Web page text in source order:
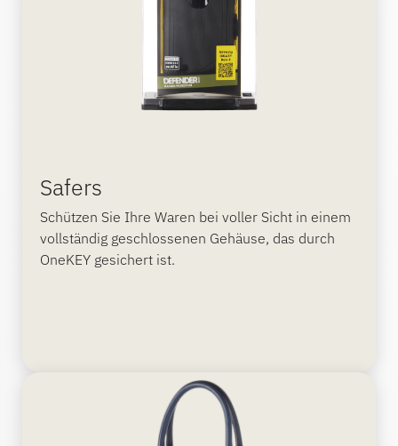
Safers
Schützen Sie Ihre Waren bei voller Sicht in einem
vollständig geschlossenen Gehäuse, das durch
OneKEY gesichert ist.